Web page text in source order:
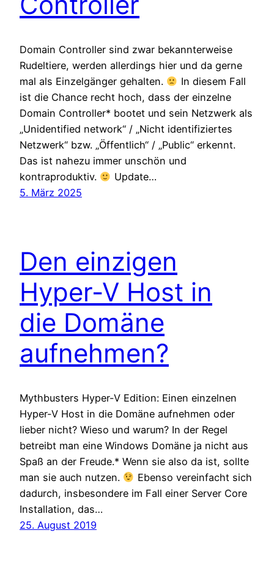
Domain Controller sind zwar bekannterweise
Rudeltiere, werden allerdings hier und da gerne
mal als Einzelgänger gehalten.
In diesem Fall
ist die Chance recht hoch, dass der einzelne
Domain Controller* bootet und sein Netzwerk als
„Unidentified network“ / „Nicht identifiziertes
Netzwerk“ bzw. „Öffentlich“ / „Public“ erkennt.
Das ist nahezu immer unschön und
kontraproduktiv.
Update…
5. März 2025
Den einzigen
Hyper-V Host in
die Domäne
aufnehmen?
Mythbusters Hyper-V Edition: Einen einzelnen
Hyper-V Host in die Domäne aufnehmen oder
lieber nicht? Wieso und warum? In der Regel
betreibt man eine Windows Domäne ja nicht aus
Spaß an der Freude.* Wenn sie also da ist, sollte
man sie auch nutzen.
Ebenso vereinfacht sich
dadurch, insbesondere im Fall einer Server Core
Installation, das…
25. August 2019